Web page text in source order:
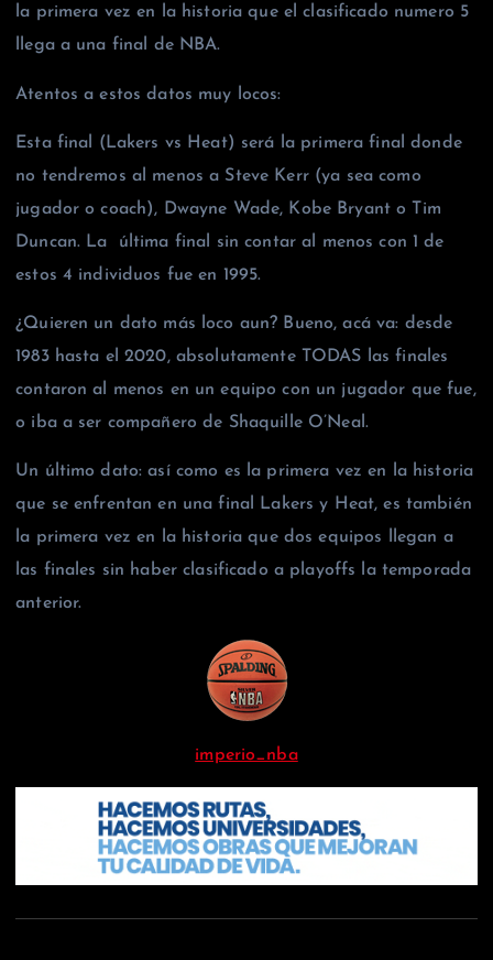
la primera vez en la historia que el clasificado numero 5
llega a una final de NBA.
Atentos a estos datos muy locos:
Esta final (Lakers vs Heat) será la primera final donde
no tendremos al menos a Steve Kerr (ya sea como
jugador o coach), Dwayne Wade, Kobe Bryant o Tim
Duncan. La última final sin contar al menos con 1 de
estos 4 individuos fue en 1995.
¿Quieren un dato más loco aun? Bueno, acá va: desde
1983 hasta el 2020, absolutamente TODAS las finales
contaron al menos en un equipo con un jugador que fue,
o iba a ser compañero de Shaquille O’Neal.
Un último dato: así como es la primera vez en la historia
que se enfrentan en una final Lakers y Heat, es también
la primera vez en la historia que dos equipos llegan a
las finales sin haber clasificado a playoffs la temporada
anterior.
imperio_nba